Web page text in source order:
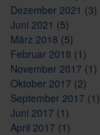
Dezember 2021 (3)
Juni 2021 (5)
März 2018 (5)
Februar 2018 (1)
November 2017 (1)
Oktober 2017 (2)
September 2017 (1)
Juni 2017 (1)
April 2017 (1)